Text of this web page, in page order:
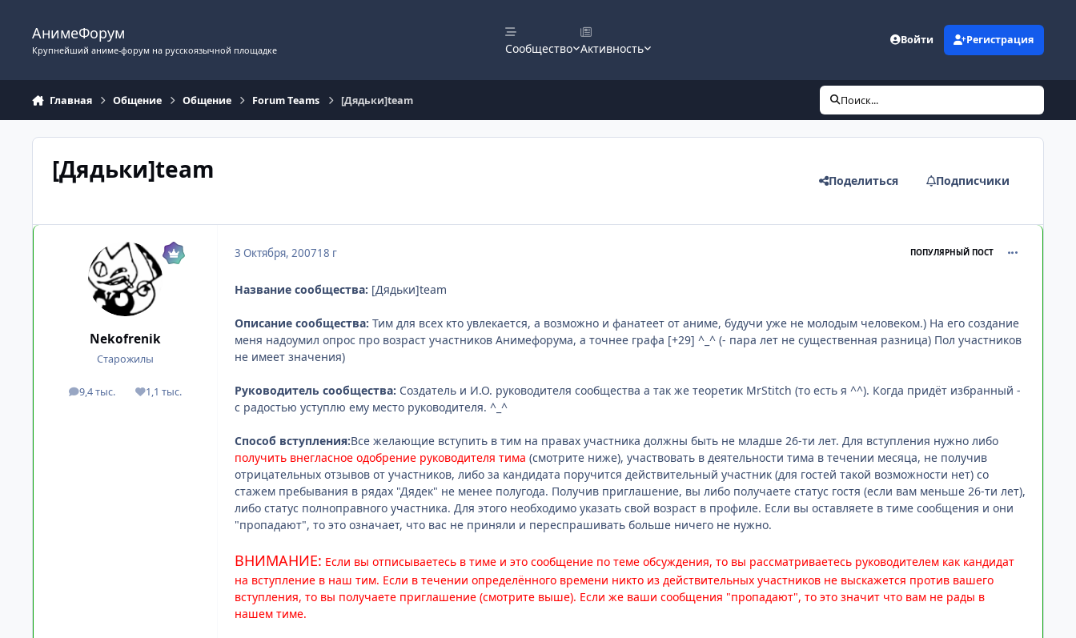
АнимеФорум
Крупнейший аниме-форум на русскоязычной площадке Сообщество Активность
Войти Регистрация
Главная Общение Общение Fоrum Tеams [Дядьки]team Поиск...
[Дядьки]team Поделиться Подписчики
Nekofrenik
Старожилы
9,4 тыс.
посты 1,1 тыс.
Репутация
3 Октября, 200718 г ПОПУЛЯРНЫЙ ПОСТ
Название сообщества: [Дядьки]team
Описание сообщества: Тим для всех кто увлекается, а возможно и фанатеет от аниме, будучи уже не молодым человеком.) На его создание
меня надоумил опрос про возраст участников Анимефорума, а точнее графа [+29] ^_^ (- пара лет не существенная разница) Пол участников
не имеет значения)
Руководитель сообщества: Создатель и И.О. руководителя сообщества а так же теоретик MrStitch (то есть я ^^). Когда придёт избранный -
с радостью уступлю ему место руководителя. ^_^
Способ вступления:Все желающие вступить в тим на правах участника должны быть не младше 26-ти лет. Для вступления нужно либо
получить внегласное одобрение руководителя тима (смотрите ниже), участвовать в деятельности тима в течении месяца, не получив
отрицательных отзывов от участников, либо за кандидата поручится действительный участник (для гостей такой возможности нет) со
стажем пребывания в рядах "Дядек" не менее полугода. Получив приглашение, вы либо получаете статус гостя (если вам меньше 26-ти лет),
либо статус полноправного участника. Для этого необходимо указать свой возраст в профиле. Если вы оставляете в тиме сообщения и они
"пропадают", то это означает, что вас не приняли и переспрашивать больше ничего не нужно.
ВНИМАНИЕ: Если вы отписываетесь в тиме и это сообщение по теме обсуждения, то вы рассматриваетесь руководителем как кандидат
на вступление в наш тим. Если в течении определённого времени никто из действительных участников не выскажется против вашего
вступления, то вы получаете приглашение (смотрите выше). Если же ваши сообщения "пропадают", то это значит что вам не рады в
нашем тиме.